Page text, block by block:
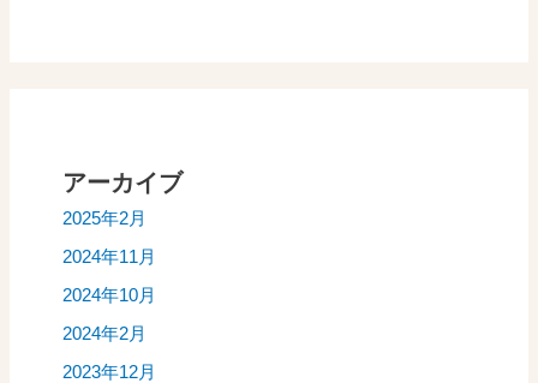
アーカイブ
2025年2月
2024年11月
2024年10月
2024年2月
2023年12月